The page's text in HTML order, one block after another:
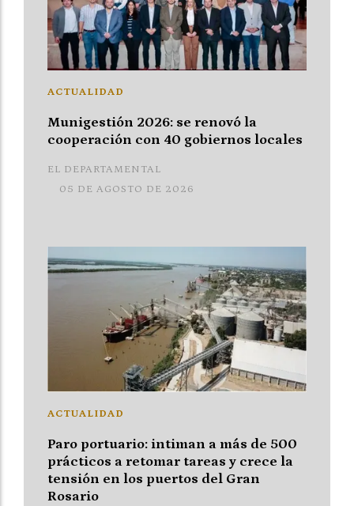
Munigestión 2026: se renovó la
cooperación con 40 gobiernos locales
EL DEPARTAMENTAL
ACTUALIDAD
05 DE AGOSTO DE 2026
Paro portuario: intiman a más de 500
prácticos a retomar tareas y crece la
tensión en los puertos del Gran
Rosario
ACTUALIDAD